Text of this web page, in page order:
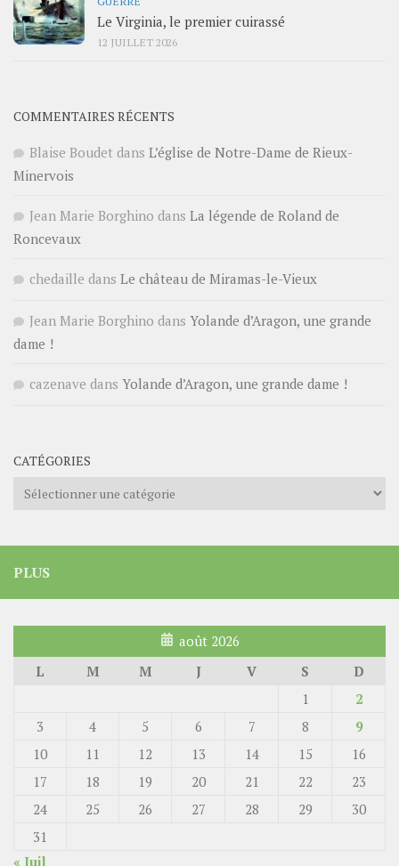
Le Virginia, le premier cuirassé
12 JUILLET 2026
COMMENTAIRES RÉCENTS
Blaise Boudet dans L’église de Notre-Dame de Rieux-
Minervois
Jean Marie Borghino dans La légende de Roland de
Roncevaux
chedaille dans Le château de Miramas-le-Vieux
Jean Marie Borghino dans Yolande d’Aragon, une grande
dame !
cazenave dans Yolande d’Aragon, une grande dame !
CATÉGORIES
Catégories
PLUS
août 2026
L
M M J V S
D
1
2
3
4 5 6 7 8
9
10
11 12 13 14 15
16
17
18 19 20 21 22
23
24
25 26 27 28 29
30
31
« Juil